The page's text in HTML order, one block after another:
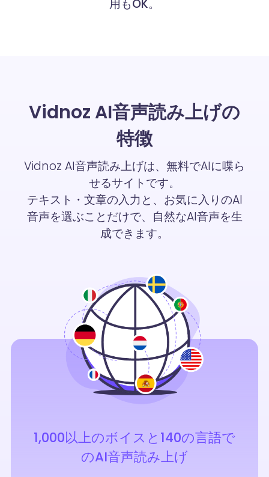
用もOK。
Vidnoz AI音声読み上げの
特徴
Vidnoz AI音声読み上げは、無料でAIに喋ら
せるサイトです。
テキスト・文章の入力と、お気に入りのAI
音声を選ぶことだけで、自然なAI音声を生
成できます。
1,000以上のボイスと140の言語で
のAI音声読み上げ